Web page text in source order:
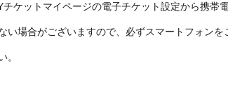
ケットマイページの電子チケット設定から携帯
い場合がございますので、必ずスマートフォンを
。